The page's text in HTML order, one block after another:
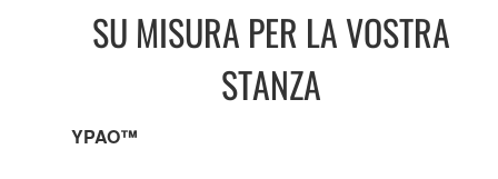
SU MISURA PER LA VOSTRA
STANZA
YPAO™